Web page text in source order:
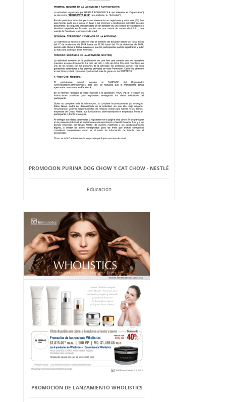
PROMOCION PURINA DOG CHOW Y CAT CHOW - NESTLÉ
Educación
PROMOCIÓN DE LANZAMIENTO WHOLISTICS